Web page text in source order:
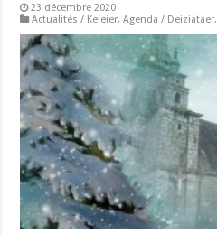
23 décembre 2020
Actualités / Keleier,Agenda / Deiziataer,